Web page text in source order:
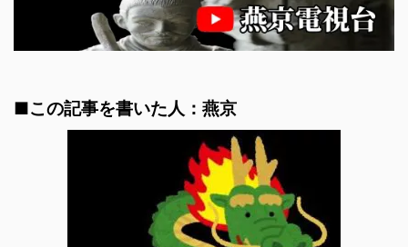
■この記事を書いた人：燕京